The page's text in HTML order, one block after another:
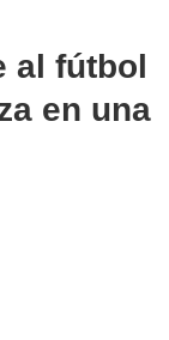
al fútbol
en una